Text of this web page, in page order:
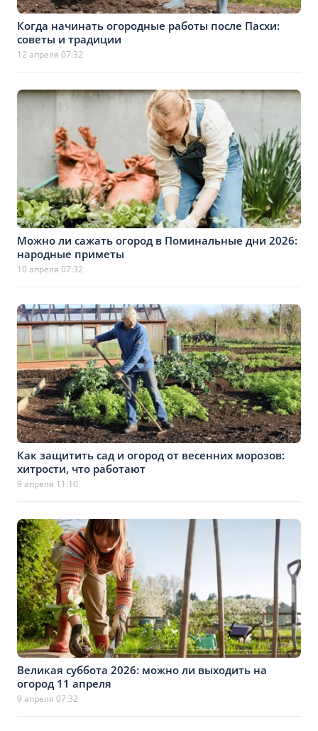
Когда начинать огородные работы после Пасхи:
советы и традиции
12 апреля 07:32
Можно ли сажать огород в Поминальные дни 2026:
народные приметы
10 апреля 07:32
Как защитить сад и огород от весенних морозов:
хитрости, что работают
9 апреля 11:10
Великая суббота 2026: можно ли выходить на
огород 11 апреля
9 апреля 07:32